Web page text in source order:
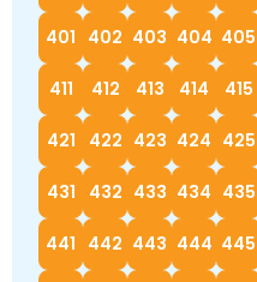
401 402 403 404 405
411 412 413 414 415
421 422 423 424 425
431 432 433 434 435
441 442 443 444 445